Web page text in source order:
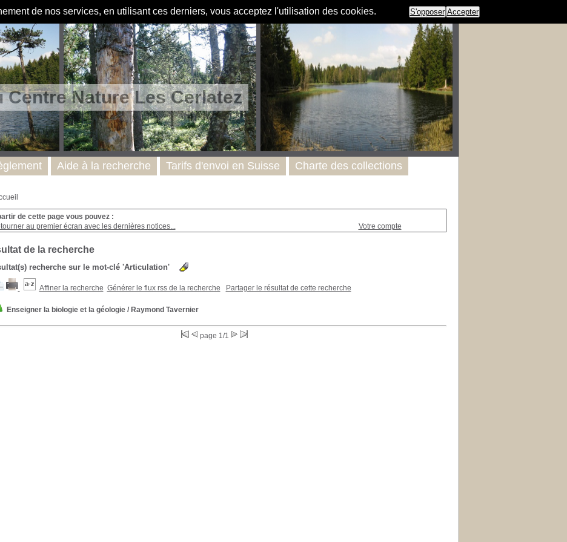
de nos services, en utilisant ces derniers, vous acceptez l'utilisation des cookies. S'opposer Accepter
Nature Les Cerlatez
de cette page vous pouvez :
au premier écran avec les dernières notices...
Votre compte
de la recherche
recherche sur le mot-clé 'Articulation'
Affiner la recherche Générer le flux rss de la recherche Partager le résultat de cette recherche
Enseigner la biologie et la géologie/ Raymond Tavernier
page 1/1
Aide à la recherche Tarifs d'envoi en Suisse Charte des collections